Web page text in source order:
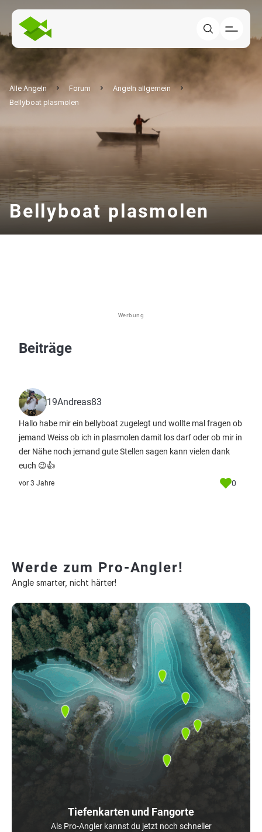
Alle Angeln Forum
Angeln allgemein
Bellyboat plasmolen
Bellyboat plasmolen
Werbung
Beiträge
19Andreas83
Hallo habe mir ein bellyboat zugelegt und wollte mal fragen ob
jemand Weiss ob ich in plasmolen damit los darf oder ob mir in
der Nähe noch jemand gute Stellen sagen kann vielen dank
euch 😉👍
vor 3 Jahre 0
Werde zum Pro-Angler!
Angle smarter, nicht härter!
Tiefenkarten und Fangorte
Als Pro-Angler kannst du jetzt noch schneller